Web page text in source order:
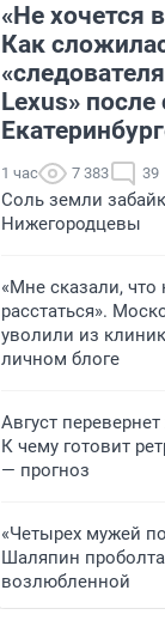
«Не хочется
Как
Lexus» после
1 час 7 383 39
Соль земли
Нижегородцевы
«Мне сказали,
расстаться».
уволили из
личном блоге
Август
К чему готовит
— прогноз
«Четырех мужей
Шаляпин
возлюбленной